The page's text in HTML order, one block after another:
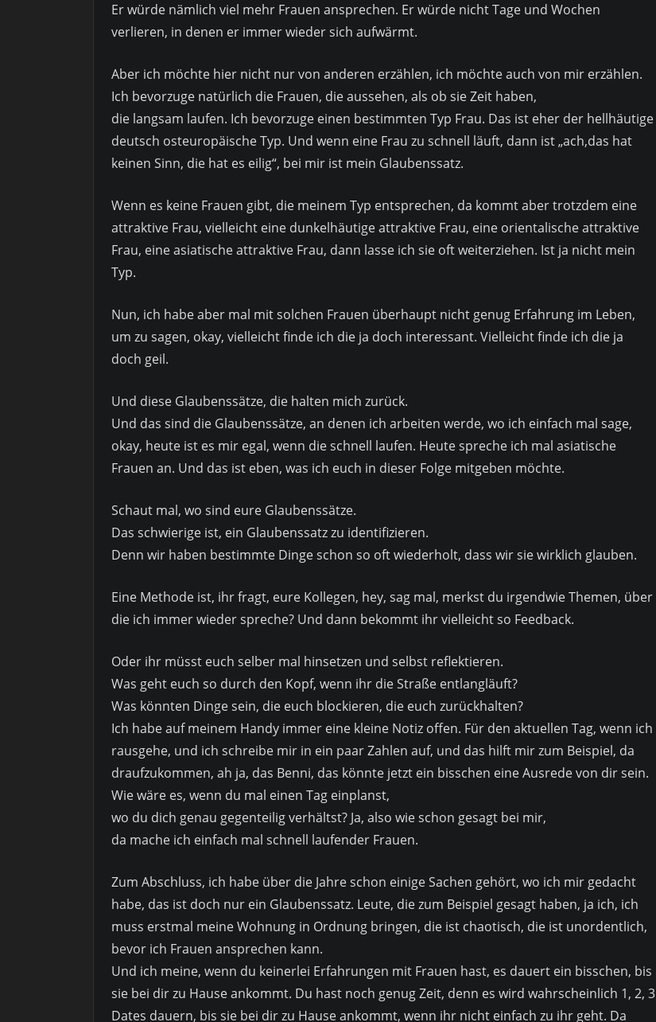
Er würde nämlich viel mehr Frauen ansprechen. Er würde nicht Tage und Wochen
verlieren, in denen er immer wieder sich aufwärmt.
Aber ich möchte hier nicht nur von anderen erzählen, ich möchte auch von mir erzählen.
Ich bevorzuge natürlich die Frauen, die aussehen, als ob sie Zeit haben,
die langsam laufen. Ich bevorzuge einen bestimmten Typ Frau. Das ist eher der hellhäutige
deutsch osteuropäische Typ. Und wenn eine Frau zu schnell läuft, dann ist „ach,das hat
keinen Sinn, die hat es eilig“, bei mir ist mein Glaubenssatz.
Wenn es keine Frauen gibt, die meinem Typ entsprechen, da kommt aber trotzdem eine
attraktive Frau, vielleicht eine dunkelhäutige attraktive Frau, eine orientalische attraktive
Frau, eine asiatische attraktive Frau, dann lasse ich sie oft weiterziehen. Ist ja nicht mein
Typ.
Nun, ich habe aber mal mit solchen Frauen überhaupt nicht genug Erfahrung im Leben,
um zu sagen, okay, vielleicht finde ich die ja doch interessant. Vielleicht finde ich die ja
doch geil.
Und diese Glaubenssätze, die halten mich zurück.
Und das sind die Glaubenssätze, an denen ich arbeiten werde, wo ich einfach mal sage,
okay, heute ist es mir egal, wenn die schnell laufen. Heute spreche ich mal asiatische
Frauen an. Und das ist eben, was ich euch in dieser Folge mitgeben möchte.
Schaut mal, wo sind eure Glaubenssätze.
Das schwierige ist, ein Glaubenssatz zu identifizieren.
Denn wir haben bestimmte Dinge schon so oft wiederholt, dass wir sie wirklich glauben.
Eine Methode ist, ihr fragt, eure Kollegen, hey, sag mal, merkst du irgendwie Themen, über
die ich immer wieder spreche? Und dann bekommt ihr vielleicht so Feedback.
Oder ihr müsst euch selber mal hinsetzen und selbst reflektieren.
Was geht euch so durch den Kopf, wenn ihr die Straße entlangläuft?
Was könnten Dinge sein, die euch blockieren, die euch zurückhalten?
Ich habe auf meinem Handy immer eine kleine Notiz offen. Für den aktuellen Tag, wenn ich
rausgehe, und ich schreibe mir in ein paar Zahlen auf, und das hilft mir zum Beispiel, da
draufzukommen, ah ja, das Benni, das könnte jetzt ein bisschen eine Ausrede von dir sein.
Wie wäre es, wenn du mal einen Tag einplanst,
wo du dich genau gegenteilig verhältst? Ja, also wie schon gesagt bei mir,
da mache ich einfach mal schnell laufender Frauen.
Zum Abschluss, ich habe über die Jahre schon einige Sachen gehört, wo ich mir gedacht
habe, das ist doch nur ein Glaubenssatz. Leute, die zum Beispiel gesagt haben, ja ich, ich
muss erstmal meine Wohnung in Ordnung bringen, die ist chaotisch, die ist unordentlich,
bevor ich Frauen ansprechen kann.
Und ich meine, wenn du keinerlei Erfahrungen mit Frauen hast, es dauert ein bisschen, bis
sie bei dir zu Hause ankommt. Du hast noch genug Zeit, denn es wird wahrscheinlich 1, 2, 3
Dates dauern, bis sie bei dir zu Hause ankommt, wenn ihr nicht einfach zu ihr geht. Da